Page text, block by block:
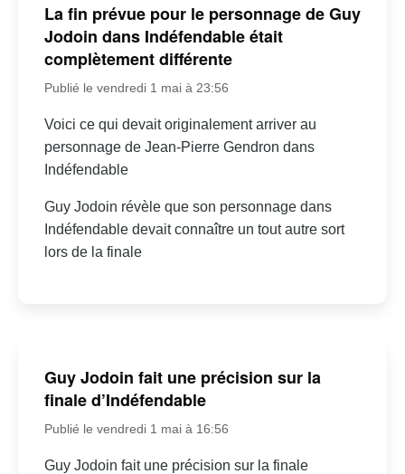
La fin prévue pour le personnage de Guy
Jodoin dans Indéfendable était
complètement différente
Publié le vendredi 1 mai à 23:56
Voici ce qui devait originalement arriver au
personnage de Jean-Pierre Gendron dans
Indéfendable
Guy Jodoin révèle que son personnage dans
Indéfendable devait connaître un tout autre sort
lors de la finale
Guy Jodoin fait une précision sur la
finale d’Indéfendable
Publié le vendredi 1 mai à 16:56
Guy Jodoin fait une précision sur la finale